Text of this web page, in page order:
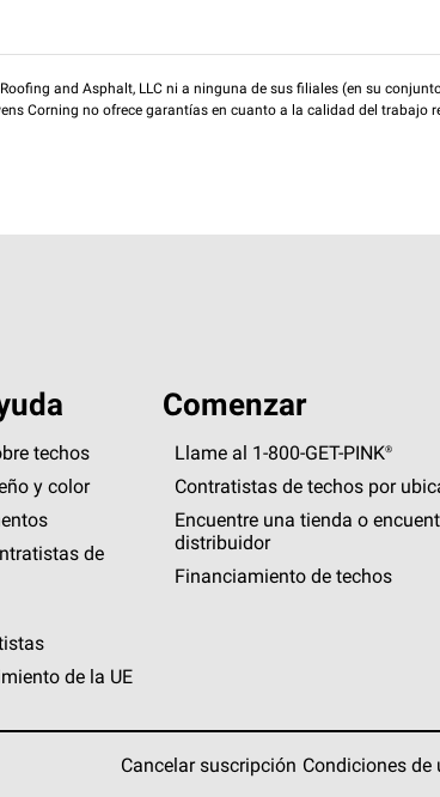
and Asphalt, LLC ni a ninguna de sus filiales (en su
Corning no ofrece garantías en cuanto a la calidad del trabajo
techos
y color
de
de la UE
Comenzar
Llame al 1-800-GET-PINK®
Contratistas de techos por
Encuentre una tienda o
distribuidor
Financiamiento de techos
Cancelar suscripción Condiciones de